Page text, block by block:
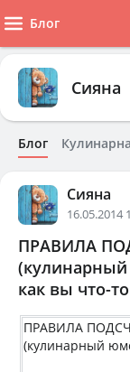
Блог
Сияна
Блог
Сияна
16.05.2014
ПРАВИЛА
(кулинарный
как вы что-
ПРАВИЛА
(кулинарный